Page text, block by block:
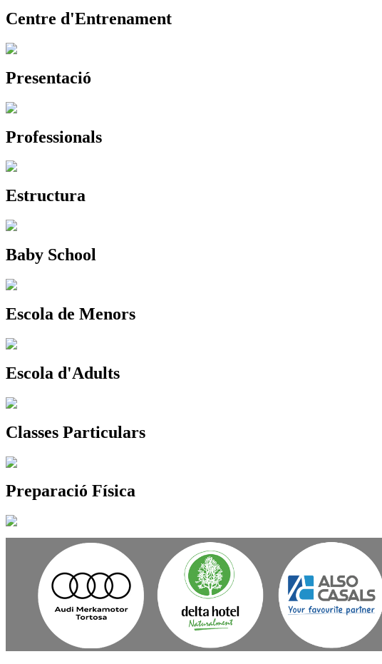
Centre d'Entrenament
Presentació
Professionals
Estructura
Baby School
Escola de Menors
Escola d'Adults
Classes Particulars
Preparació Física